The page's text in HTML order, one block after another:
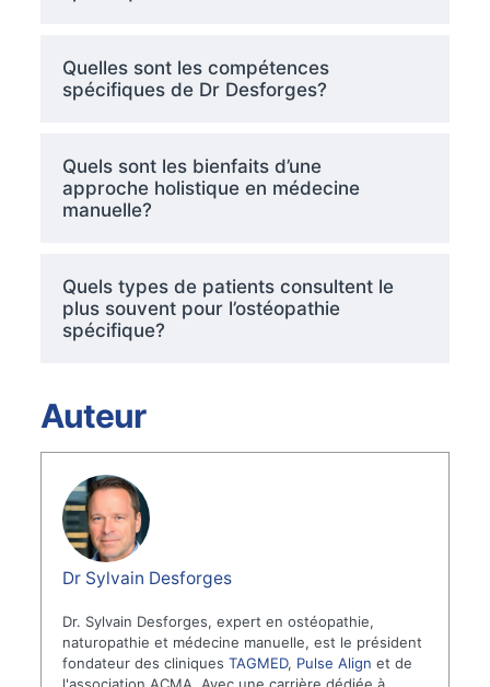
Quelles sont les compétences
spécifiques de Dr Desforges?
Quels sont les bienfaits d’une
approche holistique en médecine
manuelle?
Quels types de patients consultent le
plus souvent pour l’ostéopathie
spécifique?
Auteur
Dr Sylvain Desforges
Dr. Sylvain Desforges, expert en ostéopathie,
naturopathie et médecine manuelle, est le président
fondateur des cliniquesTAGMED, Pulse Align et de